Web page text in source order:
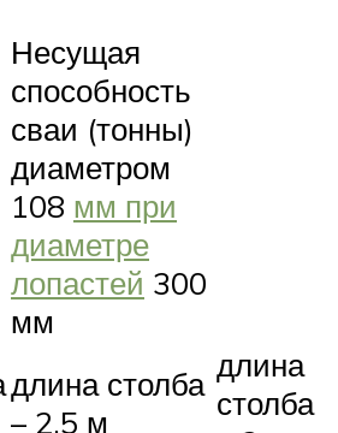
Несущая
способность
сваи (тонны)
диаметром
108 мм при
диаметре
лопастей 300
мм
длина столба
– 2,5 м
длина
столба